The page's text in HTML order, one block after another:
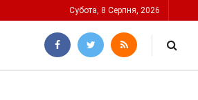
Субота, 8 Серпня, 2026